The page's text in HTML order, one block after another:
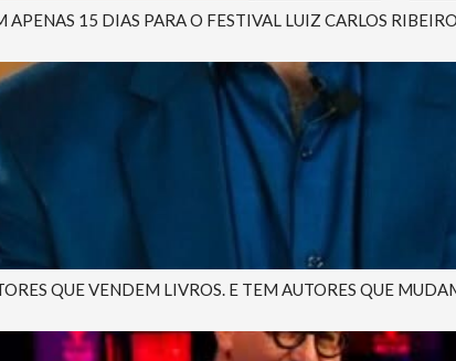
APENAS 15 DIAS PARA O FESTIVAL LUIZ CARLOS
QUE VENDEM LIVROS. E TEM AUTORES QUE